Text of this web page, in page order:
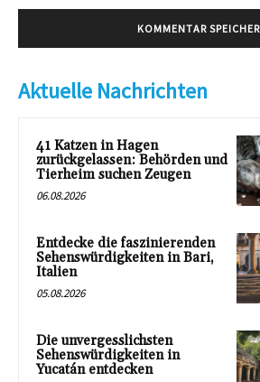
Aktuelle Nachrichten
41 Katzen in Hagen
zurückgelassen: Behörden und
Tierheim suchen Zeugen
06.08.2026
Entdecke die faszinierenden
Sehenswürdigkeiten in Bari,
Italien
05.08.2026
Die unvergesslichsten
Sehenswürdigkeiten in
Yucatán entdecken